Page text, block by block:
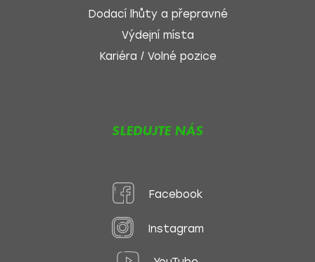
Dodací lhůty a přepravné
Výdejní místa
Kariéra / Volné pozice
SLEDUJTE NÁS
Facebook
Instagram